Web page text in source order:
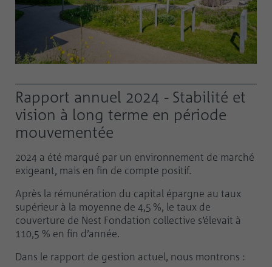
Rapport annuel 2024 - Stabilité et
vision à long terme en période
mouvementée
2024 a été marqué par un environnement de marché
exigeant, mais en fin de compte positif.
Après la rémunération du capital épargne au taux
supérieur à la moyenne de 4,5 %, le taux de
couverture de Nest Fondation collective s’élevait à
110,5 % en fin d’année.
Dans le rapport de gestion actuel, nous montrons :